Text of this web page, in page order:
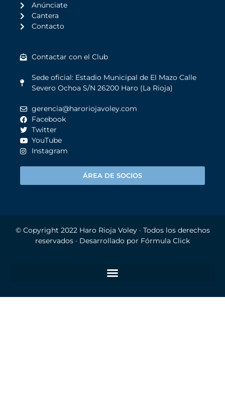
Anúnciate
Cantera
Contacto
Contactar con el Club
Sede oficial: Estadio Municipal de El Mazo Calle
Severo Ochoa S/N 26200 Haro (La Rioja)
gerencia@haroriojavoley.com
Facebook
Twitter
YouTube
Instagram
ÁREA DE SOCIOS
© Copyright 2022 Haro Rioja Voley· Todos los derechos
reservados · Desarrollado por Fórmula Click